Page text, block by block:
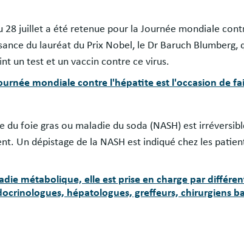
28 juillet a été retenue pour la Journée mondiale
du lauréat du Prix Nobel, le Dr Baruch
un test et un vaccin contre ce virus.
mondiale contre l'hépatite est l'occasion de
du foie gras ou maladie du soda (NASH) est
Un dépistage de la NASH est indiqué chez les
métabolique, elle est prise en charge par
hépatologues, greffeurs, chirurgiens